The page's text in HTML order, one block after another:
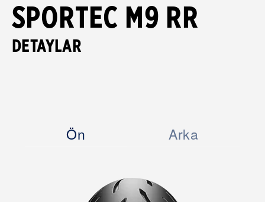
SPORTEC M9 RR
DETAYLAR
Ön Arka